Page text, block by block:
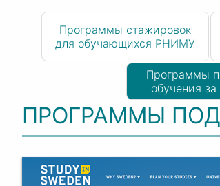
Программы стажировок
для обучающихся РНИМУ
Программы
обучения
ПРОГРАММЫ